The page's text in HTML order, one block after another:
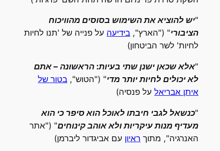
"יש להוציא את השימוש בסוסים מהוויכוח
הציבורי" ("הארץ", בידיעה על פנייה של 'תנו לחיות
לחיות' לשר הביטחון)
"אלא שכאן ישנן שתי בעיות: הראשונה – אתם
לא יכולים לחיות יותר מדי" ("הטוש", בטור של
איתן אבריאלעל פנסיה)
"כנשאל לגבי חיבתו לאוכל הוא סיפר כי הוא
מעדיף מנות עיקריות ולא אוהב קינוחים" ("אתר
האנרגיה", מתוך ראיון עם אביגדור ליברמן)